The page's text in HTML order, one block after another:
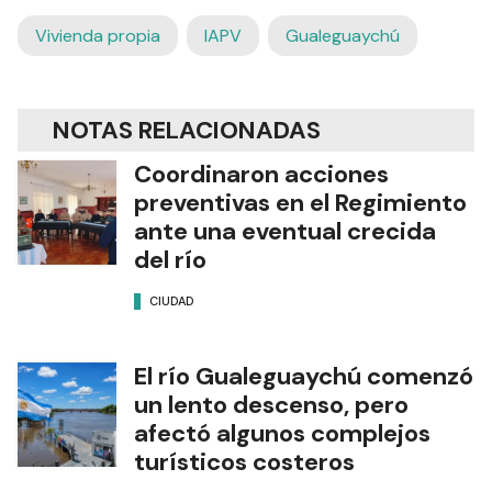
Vivienda propia IAPV Gualeguaychú
NOTAS RELACIONADAS
Coordinaron acciones
preventivas en el Regimiento
ante una eventual crecida
del río
CIUDAD
El río Gualeguaychú comenzó
un lento descenso, pero
afectó algunos complejos
turísticos costeros